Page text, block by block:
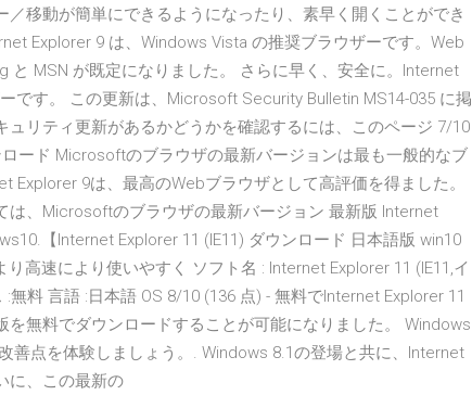
移動が簡単にできるようになったり、素早く開くことができ
Explorer 9 は、Windows Vista の推奨ブラウザーです。Web
と MSN が既定になりました。 さらに早く、安全に。Internet
です。 この更新は、Microsoft Security Bulletin MS14-035 に掲
リティ更新があるかどうかを確認するには、このページ 7/10
ード Microsoftのブラウザの最新バージョンは最も一般的なブ
Explorer 9は、最高のWebブラウザとして高評価を得ました。
は、Microsoftのブラウザの最新バージョン 最新版 Internet
【Internet Explorer 11 (IE11) ダウンロード 日本語版 win10
高速により使いやすく ソフト名 : Internet Explorer 11 (IE11,イ
料 言語 :日本語 OS 8/10 (136 点) - 無料でInternet Explorer 11
を無料でダウンロードすることが可能になりました。 Windows
善点を体験しましょう。. Windows 8.1の登場と共に、Internet
に、この最新の